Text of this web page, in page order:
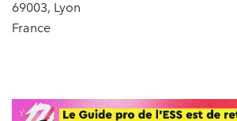
69003, Lyon
France